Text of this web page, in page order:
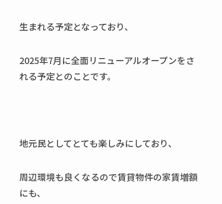
生まれる予定となっており、
2025年7月に全面リニューアルオープンをさ
れる予定とのことです。
地元民としてとても楽しみにしており、
周辺環境も良くなるので賃貸物件の家賃増額
にも、